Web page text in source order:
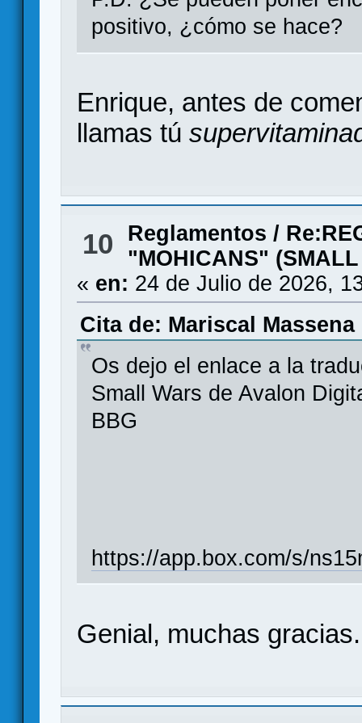
positivo, ¿cómo se hace?
Enrique, antes de
llamas tú
10 Reglamentos /
"MOHICANS"
« en: 24 de Julio de 2026,
Cita de: Mariscal
Os dejo el enlace a la
Small Wars de Avalon
BBG
https://app.box.com/s/
Genial, muchas gracias.